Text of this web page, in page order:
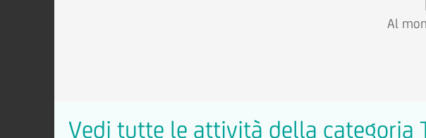
Al
Vedi tutte le attività della categoria